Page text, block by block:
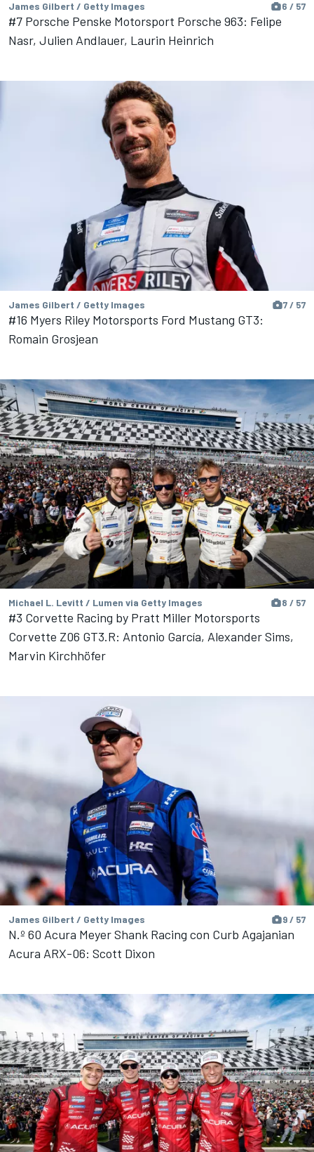
James Gilbert / Getty Images 6 / 57
#7 Porsche Penske Motorsport Porsche 963: Felipe
Nasr, Julien Andlauer, Laurin Heinrich
James Gilbert / Getty Images 7 / 57
#16 Myers Riley Motorsports Ford Mustang GT3:
Romain Grosjean
Michael L. Levitt / Lumen via Getty Images 8 / 57
#3 Corvette Racing by Pratt Miller Motorsports
Corvette Z06 GT3.R: Antonio García, Alexander Sims,
Marvin Kirchhöfer
James Gilbert / Getty Images 9 / 57
N.º 60 Acura Meyer Shank Racing con Curb Agajanian
Acura ARX-06: Scott Dixon